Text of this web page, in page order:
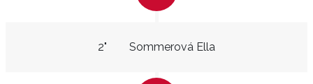
Sommerová Ella
2"